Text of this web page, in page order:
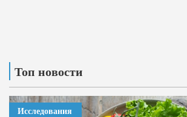
Топ новости
Исследования